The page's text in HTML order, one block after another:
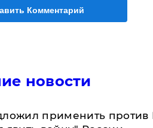
Комментарий
новости
применить против